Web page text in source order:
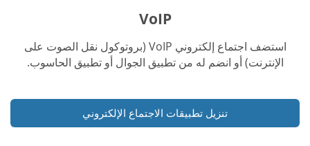
VoIP
استضف اجتماع إلكتروني VoIP (بروتوكول نقل الصوت على
الإنترنت) أو انضم له من تطبيق الجوال أو تطبيق الحاسوب.
تنزيل تطبيقات الاجتماع الإلكتروني